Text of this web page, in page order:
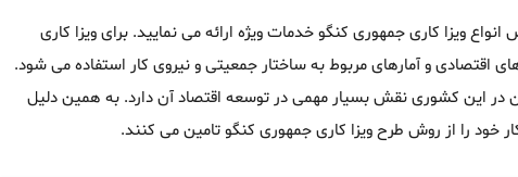
ویزا کاری جمهوری کنگو خدمات ویژه ارائه می نمایید. برای ویزا کاری
اقتصادی و آمارهای مربوط به ساختار جمعیتی و نیروی کار استفاده می شود.
در این کشوری نقش بسیار مهمی در توسعه اقتصاد آن دارد. به همین دلیل
خود را از روش طرح ویزا کاری جمهوری کنگو تامین می کنند.